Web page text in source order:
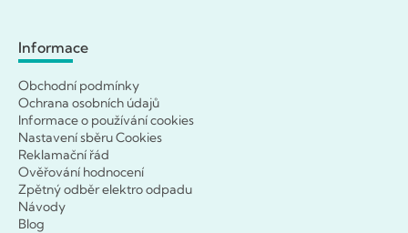
Informace
Obchodní podmínky
Ochrana osobních údajů
Informace o používání cookies
Nastavení sběru Cookies
Reklamační řád
Ověřování hodnocení
Zpětný odběr elektro odpadu
Návody
Blog